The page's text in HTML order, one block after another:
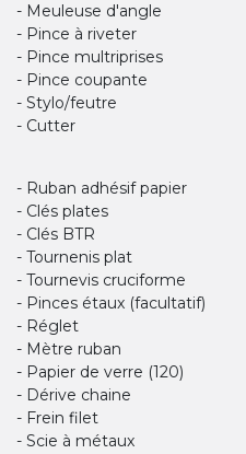
- Meuleuse d'angle
- Pince à riveter
- Pince multriprises
- Pince coupante
- Stylo/feutre
- Cutter
- Ruban adhésif papier
- Clés plates
- Clés BTR
- Tournenis plat
- Tournevis cruciforme
- Pinces étaux (facultatif)
- Réglet
- Mètre ruban
- Papier de verre (120)
- Dérive chaine
- Frein filet
- Scie à métaux